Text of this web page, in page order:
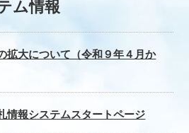
ム情報
拡大について（令和９年４月か
情報システムスタートページ